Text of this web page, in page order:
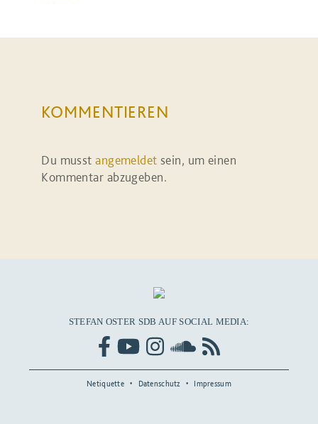
KOMMENTIEREN
Du musstangemeldet sein, um einen
Kommentar abzugeben.
STEFAN OSTER SDB AUF SOCIAL MEDIA:
Netiquette Datenschutz Impressum